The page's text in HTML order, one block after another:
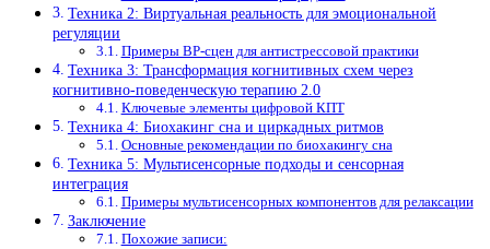
Техника 2: Виртуальная реальность для эмоциональной
регуляции
Примеры ВР-сцен для антистрессовой практики
Техника 3: Трансформация когнитивных схем через
когнитивно-поведенческую терапию 2.0
Ключевые элементы цифровой КПТ
Техника 4: Биохакинг сна и циркадных ритмов
Основные рекомендации по биохакингу сна
Техника 5: Мультисенсорные подходы и сенсорная
интеграция
Примеры мультисенсорных компонентов для релаксации
Заключение
Похожие записи: